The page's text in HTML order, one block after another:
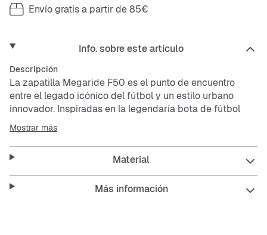
Envío gratis a partir de 85€
Info. sobre este artículo
Descripción
La zapatilla Megaride F50 es el punto de encuentro
entre el legado icónico del fútbol y un estilo urbano
innovador. Inspiradas en la legendaria bota de fútbol
F50+, estas zapatillas cuentan con una exclusiva
estructura Spider que aporta mayor
estabilidad.Confeccionada con empeine de malla y
estructura tipo jaula, la zapatilla ofrece muy buena
transpirabilidad y sujeción, por lo que es perfecta para
las aventuras del día a día. La doble inyección en la
Mostrar más
Material
Más información